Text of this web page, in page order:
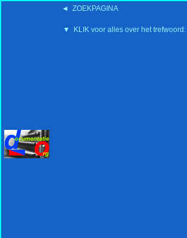
◄ ZOEKPAGINA
▼ KLIK voor alles over het
'15:19 19-2-2008